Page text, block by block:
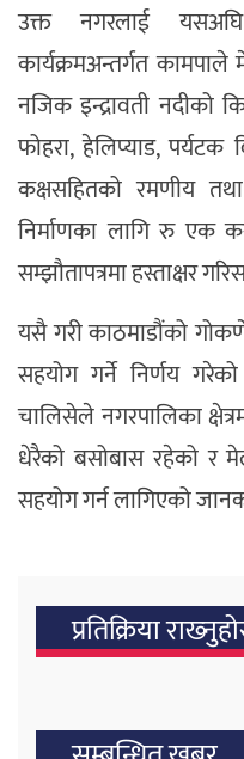
उक्त नगरलाई
कार्यक्रमअन्तर्गत
नजिक इन्द्रावती नदीको
फोहरा, हेलिप्याड,
कक्षसहितको रमणीय
निर्माणका लागि रु एक
सम्झौतापत्रमा हस्ताक्षर
यसै गरी काठमाडौंको
सहयोग गर्ने निर्णय
चालिसेले नगरपालिका
धेरैको बसोबास रहेको र
सहयोग गर्न लागिएको
प्रतिक्रिया